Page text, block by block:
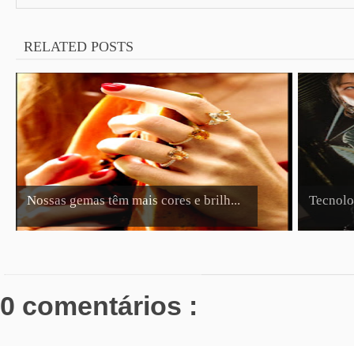
RELATED POSTS
Nossas gemas têm mais cores e brilh...
0 comentários :